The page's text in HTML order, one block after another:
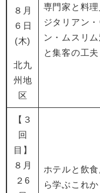
８月
６日
(木)
北九
州地
区
専門家と料
ジタリアン
ン・ムスリ
と集客の工夫
【３
回
目】
８月
２6
ホテルと飲
ら学ぶこれ